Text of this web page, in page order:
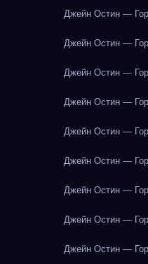
Джейн Остин —
Джейн Остин —
Джейн Остин —
Джейн Остин —
Джейн Остин —
Джейн Остин —
Джейн Остин —
Джейн Остин —
Джейн Остин —